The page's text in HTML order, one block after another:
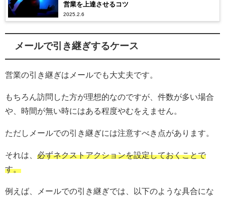
営業を上達させるコツ
2025.2.6
メールで引き継ぎするケース
営業の引き継ぎはメールでも大丈夫です。
もちろん訪問した方が理想的なのですが、件数が多い場合
や、時間が無い時にはある程度やむをえません。
ただしメールでの引き継ぎには注意すべき点があります。
それは、 必ずネクストアクションを設定しておくことで
す。
例えば、メールでの引き継ぎでは、以下のような具合にな